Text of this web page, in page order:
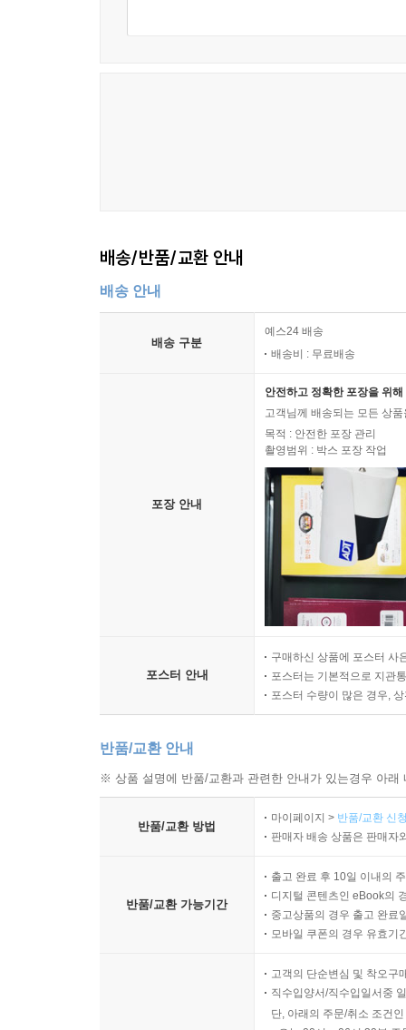
배송/반품/교환 안내
배송 안내
배송 구분
예스24 배송
배송비 : 무료배송
포장 안내
안전하고 정확한 포장을 위
고객님께 배송되는 모든 상
목적 : 안전한 포장 관리
촬영범위 : 박스 포장 작업
포스터 안내
구매하신 상품에 포스터 사
포스터는 기본적으로 지관
포스터 수량이 많은 경우,
반품/교환 안내
※ 상품 설명에 반품/교환과 관련한 안내가 있는경우 아
반품/교환 방법
마이페이지 > 반품/교환 신
판매자 배송 상품은 판매자
반품/교환 가능기간
출고 완료 후 10일 이내의
디지털 콘텐츠인 eBook의
중고상품의 경우 출고 완료
모바일 쿠폰의 경우 유효기
고객의 단순변심 및 착오구
직수입양서/직수입일서중
단, 아래의 주문/취소 조건